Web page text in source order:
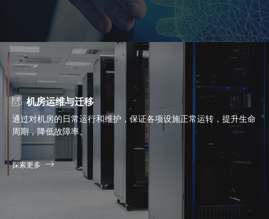
机房运维与迁移
通过对机房的日常运行和维护，保证各项设施正常运转，提升生命
周期，降低故障率。
探索更多